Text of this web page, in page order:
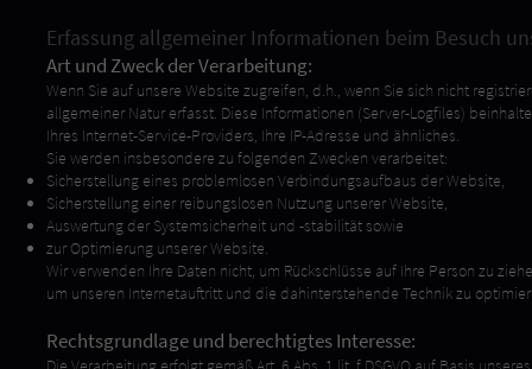
Erfassung allgemeiner Informationen beim Besuch
Art und Zweck der Verarbeitung:
Wenn Sie auf unsere Website zugreifen, d.h., wenn Sie sich nicht
allgemeiner Natur erfasst. Diese Informationen (Server-Logfiles)
Ihres Internet-Service-Providers, Ihre IP-Adresse und ähnliches.
Sie werden insbesondere zu folgenden Zwecken verarbeitet:
Sicherstellung eines problemlosen Verbindungsaufbaus der Website,
Sicherstellung einer reibungslosen Nutzung unserer Website,
Auswertung der Systemsicherheit und -stabilität sowie
zur Optimierung unserer Website.
Wir verwenden Ihre Daten nicht, um Rückschlüsse auf Ihre Person zu
um unseren Internetauftritt und die dahinterstehende Technik zu
Rechtsgrundlage und berechtigtes Interesse: